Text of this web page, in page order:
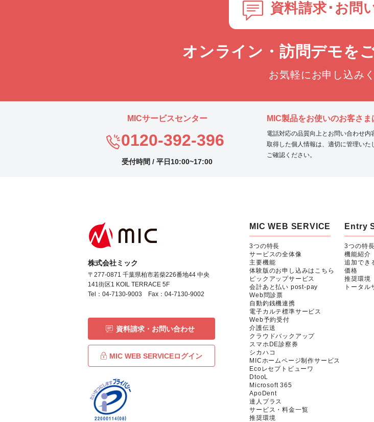
資料請求･お問
オンライン・訪問デモを
お気軽にお申し込み
MICサービスセンター
0120-392-396
受付時間 / 平日10:00~17:00
MIC製品をお使いのお客さま
電話対応の品質向上とお問い合わせ内
取得した個人情報は、適切に管理いた
ご確認ください。
株式会社ミック
〒277-0871 千葉県柏市若柴226番地44 中央
141街区1 KOIL TERRACE 5F
Tel：04-7130-9003 Fax：04-7130-9002
資料請求・お問い合わせ
MIC WEB SERVICEログイン
MIC WEB SERVICE
3つの特長
サービスの全体像
主要機能
体験版のお申し込みはこちら
ピックアップサービス
会計あと払い post-pay
Web問診票
自動釣銭機連携
電子カルテ標準サービス
Web予約受付
介護伝送
クラウドバックアップ
スマホDE診察券
シカハコ
MICホームページ制作サービス
Ecoレセプトビューワ
DtooL
Microsoft 365
ApoDent
達人プラス
サービス・料金一覧
推奨環境
Entry
3つの特長
機能紹介
追加でき
価格
推奨環境
トータル